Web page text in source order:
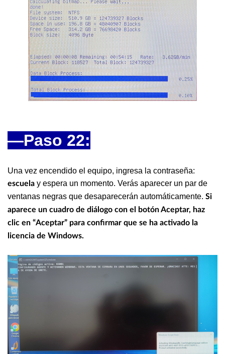
—Paso 22:
Una vez encendido el equipo, ingresa la contraseña:
escuela y espera un momento. Verás aparecer un par de
ventanas negras que desaparecerán automáticamente. Si
aparece un cuadro de diálogo con el botón Aceptar, haz
clic en “Aceptar” para confirmar que se ha activado la
licencia de Windows.